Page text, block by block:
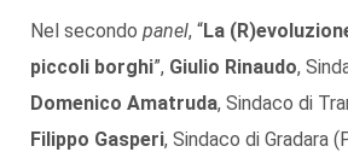
Nel secondo panel, “La
piccoli borghi”, Giulio Rinaudo,
Domenico Amatruda, Sindaco di
Filippo Gasperi, Sindaco di Gradara